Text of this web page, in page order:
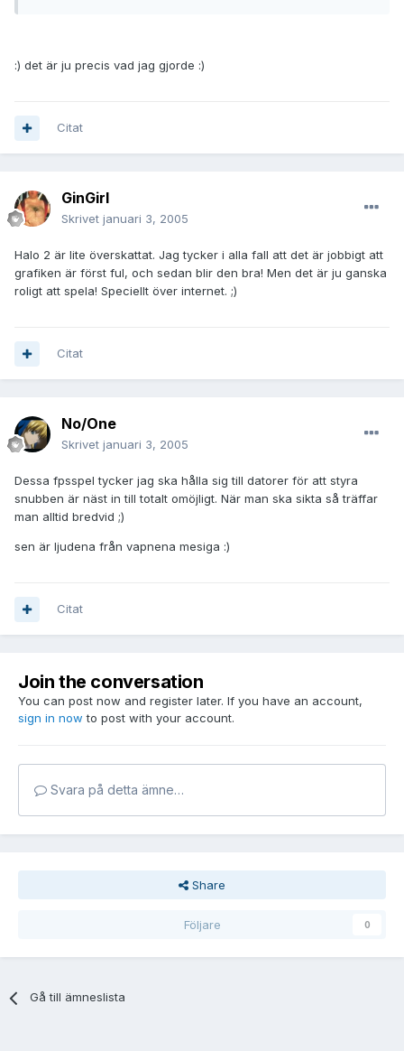
:) det är ju precis vad jag gjorde :)
Citat
GinGirl
Skrivet januari 3, 2005
Halo 2 är lite överskattat. Jag tycker i alla fall att det är jobbigt att
grafiken är först ful, och sedan blir den bra! Men det är ju ganska
roligt att spela! Speciellt över internet. ;)
Citat
No/One
Skrivet januari 3, 2005
Dessa fpsspel tycker jag ska hålla sig till datorer för att styra
snubben är näst in till totalt omöjligt. När man ska sikta så träffar
man alltid bredvid ;)
sen är ljudena från vapnena mesiga :)
Citat
Join the conversation
You can post now and register later. If you have an account,
sign in now to post with your account.
Svara på detta ämne…
Share
Följare 0
Gå till ämneslista